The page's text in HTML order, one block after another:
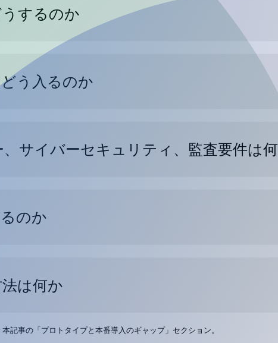
するのか
う入るのか
サイバーセキュリティ、監査要件は
のか
は何か
本記事の「プロトタイプと本番導入のギャップ」セクション。